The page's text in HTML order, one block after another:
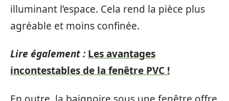
illuminant l’espace. Cela rend la pièce plus
agréable et moins confinée.
Lire également : Les avantages
incontestables de la fenêtre PVC !